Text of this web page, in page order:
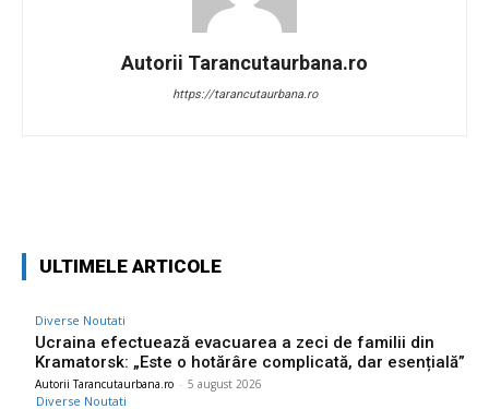
Autorii Tarancutaurbana.ro
https://tarancutaurbana.ro
ULTIMELE ARTICOLE
Diverse Noutati
Ucraina efectuează evacuarea a zeci de familii din
Kramatorsk: „Este o hotărâre complicată, dar esențială”
Autorii Tarancutaurbana.ro - 5 august 2026
Diverse Noutati